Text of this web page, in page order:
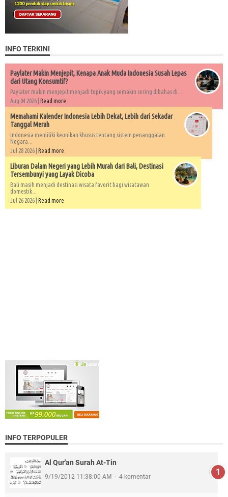
INFO TERKINI
Paylater Makin Menjepit, Kenapa Anak Muda Indonesia Susah Lepas
dari Utang Konsumtif?
Paylater makin menjepit menjadi topik yang semakin sering dibahas di...
Aug 04 2026 | Read more
Memahami Kalender Indonesia Lebih Dekat, Lebih dari Sekadar
Tanggal Merah
Indonesia memiliki keunikan khusus tentang sistem penanggalan.
Negara...
Jul 28 2026 | Read more
Liburan Dalam Negeri yang Lebih Murah dari Bali, Destinasi
Tersembunyi yang Layak Dicoba
Bali masih menjadi destinasi wisata favorit bagi wisatawan
domestik...
Jul 26 2026 | Read more
INFO TERPOPULER
Al Qur'an Surah At-Tin
9/19/2012 11:38:00 AM 4 komentar